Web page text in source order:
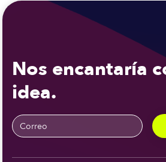
Nos encantaría
idea.